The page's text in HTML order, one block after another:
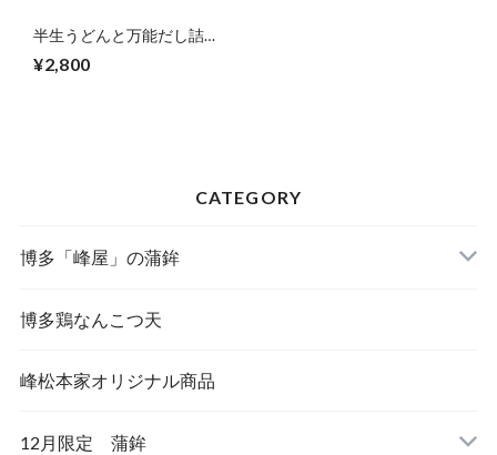
半生うどんと万能だし詰め
¥2,800
CATEGORY
博多「峰屋」の蒲鉾
博多鶏なんこつ天
峰松本家オリジナル商品
12月限定 蒲鉾